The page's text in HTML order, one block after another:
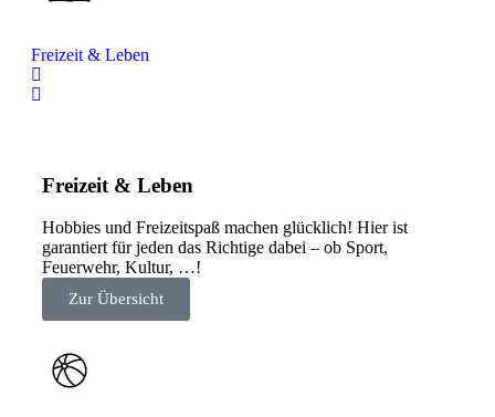
Freizeit & Leben
Freizeit & Leben
Hobbies und Freizeitspaß machen glücklich! Hier ist
garantiert für jeden das Richtige dabei – ob Sport,
Feuerwehr, Kultur, …!
Zur Übersicht